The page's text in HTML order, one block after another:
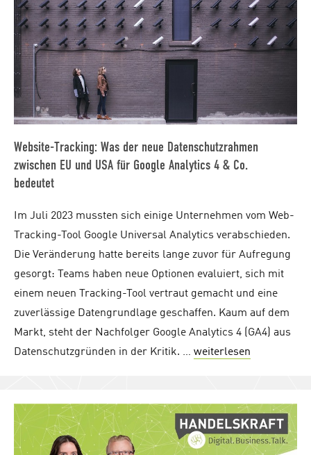
Website-Tracking: Was der neue Datenschutzrahmen
zwischen EU und USA für Google Analytics 4 & Co.
bedeutet
Im Juli 2023 mussten sich einige Unternehmen vom Web-
Tracking-Tool Google Universal Analytics verabschieden.
Die Veränderung hatte bereits lange zuvor für Aufregung
gesorgt: Teams haben neue Optionen evaluiert, sich mit
einem neuen Tracking-Tool vertraut gemacht und eine
zuverlässige Datengrundlage geschaffen. Kaum auf dem
Markt, steht der Nachfolger Google Analytics 4 (GA4) aus
Datenschutzgründen in der Kritik. … weiterlesen